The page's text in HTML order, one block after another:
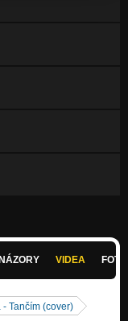
NÁZORY VIDEA
Tančím (cover)